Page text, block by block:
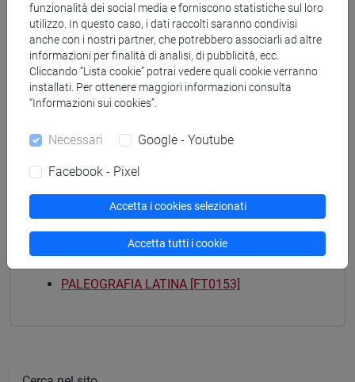
Corsi di studio e percorsi
[FT3] LETTERE - Laurea
scienze dell'antichità
antropologico
dall'egemonia europea alla mondializzazione
storico - mediterraneo antico e medievale
Mutua da
PALEOGRAFIA LATINA [FT0153]
funzionalità dei social media e forniscono statistiche sul loro
utilizzo. In questo caso, i dati raccolti saranno condivisi
anche con i nostri partner, che potrebbero associarli ad altre
informazioni per finalità di analisi, di pubblicità, ecc.
Cliccando “Lista cookie” potrai vedere quali cookie verranno
installati. Per ottenere maggiori informazioni consulta
“Informazioni sui cookies”.
Necessari Google - Youtube
Facebook - Pixel
Accetta i cookies selezionati
Accetta tutti i cookie